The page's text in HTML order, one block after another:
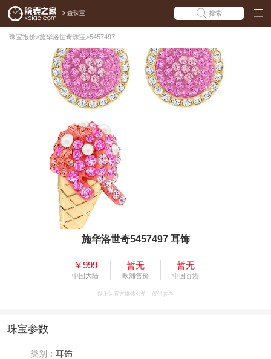
> 查珠宝 搜索
珠宝报价>施华洛世奇珠宝>5457497
施华洛世奇5457497 耳饰
￥999
中国大陆
暂无
欧洲售价
暂无
中国香港
以上为官方媒体公价，仅供参考
珠宝参数
类别： 耳饰